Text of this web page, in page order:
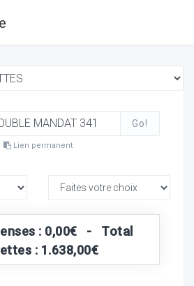
Go!
Lien permanent
: 0,00€ - Total
: 1.638,00€